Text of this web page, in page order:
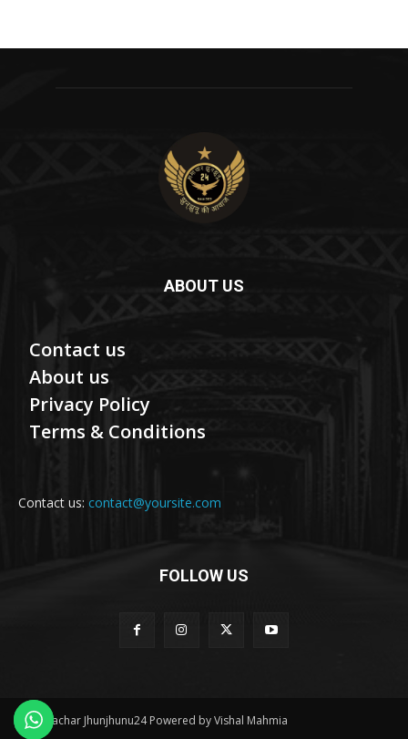
ABOUT US
Contact us
About us
Privacy Policy
Terms & Conditions
Contact us: contact@yoursite.com
FOLLOW US
© Samachar Jhunjhunu24 Powered by Vishal Mahmia